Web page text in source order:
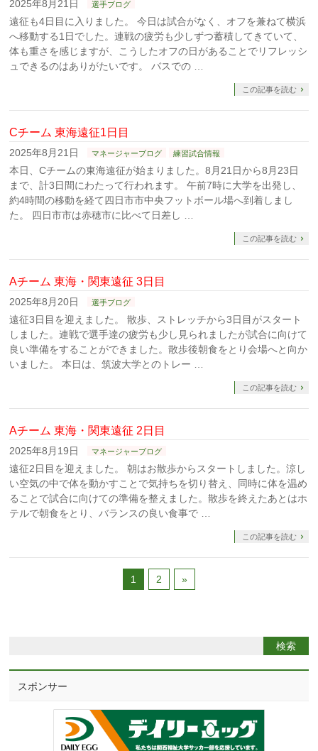
2025年8月21日 選手ブログ
遠征も4日目に入りました。 今日は試合がなく、オフを兼ねて横浜
へ移動する1日でした。連戦の疲労も少しずつ蓄積してきていて、
体も重さを感じますが、こうしたオフの日があることでリフレッシ
ュできるのはありがたいです。 バスでの …
この記事を読む
Cチーム 東海遠征1日目
2025年8月21日 マネージャーブログ 練習試合情報
本日、Cチームの東海遠征が始まりました。8月21日から8月23日
まで、計3日間にわたって行われます。 午前7時に大学を出発し、
約4時間の移動を経て四日市市中央フットボール場へ到着しまし
た。 四日市市は赤穂市に比べて日差し …
この記事を読む
Aチーム 東海・関東遠征 3日目
2025年8月20日 選手ブログ
遠征3日目を迎えました。 散歩、ストレッチから3日目がスタート
しました。連戦で選手達の疲労も少し見られましたが試合に向けて
良い準備をすることができました。散歩後朝食をとり会場へと向か
いました。 本日は、筑波大学とのトレー …
この記事を読む
Aチーム 東海・関東遠征 2日目
2025年8月19日 マネージャーブログ
遠征2日目を迎えました。 朝はお散歩からスタートしました。涼し
い空気の中で体を動かすことで気持ちを切り替え、同時に体を温め
ることで試合に向けての準備を整えました。散歩を終えたあとはホ
テルで朝食をとり、バランスの良い食事で …
この記事を読む
1 2 »
スポンサー